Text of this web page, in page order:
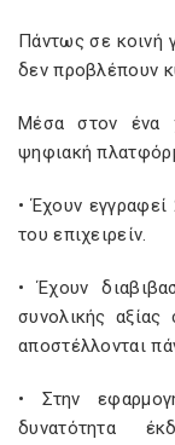
Πάντως σε κοινή
δεν προβλέπουν
Mέσα στον ένα
ψηφιακή
• Έχουν
του επιχειρείν.
• Έχουν
συνολικής
αποστέλλονται
• Στην
δυνατότητα